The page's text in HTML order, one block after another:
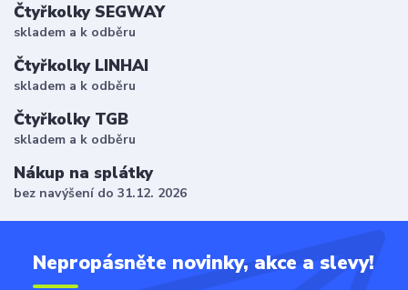
Čtyřkolky SEGWAY
skladem a k odběru
Čtyřkolky LINHAI
skladem a k odběru
Čtyřkolky TGB
skladem a k odběru
Nákup na splátky
bez navýšení do 31.12. 2026
Nepropásněte novinky, akce a slevy!